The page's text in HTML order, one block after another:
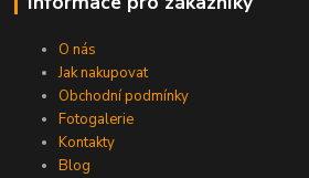
O nás
Jak nakupovat
Obchodní podmínky
Fotogalerie
Kontakty
Blog